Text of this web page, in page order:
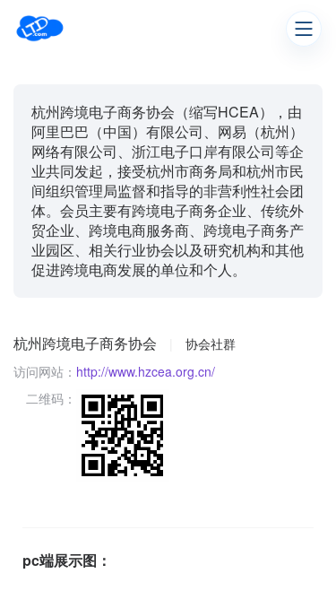
杭州跨境电子商务协会（缩写HCEA），由
阿里巴巴（中国）有限公司、网易（杭州）
网络有限公司、浙江电子口岸有限公司等企
业共同发起，接受杭州市商务局和杭州市民
间组织管理局监督和指导的非营利性社会团
体。会员主要有跨境电子商务企业、传统外
贸企业、跨境电商服务商、跨境电子商务产
业园区、相关行业协会以及研究机构和其他
促进跨境电商发展的单位和个人。
杭州跨境电子商务协会
协会社群
访问网站： http://www.hzcea.org.cn/
二维码：
pc端展示图：